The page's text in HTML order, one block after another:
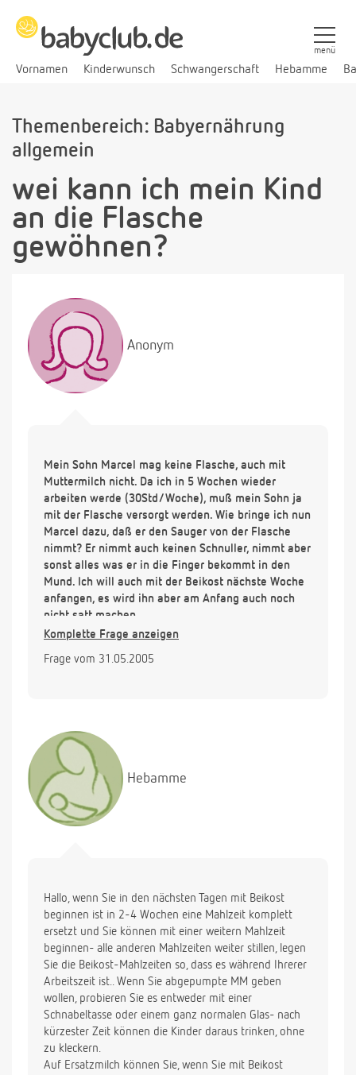
Vornamen Kinderwunsch Schwangerschaft Hebamme
menü
Themenbereich: Babyernährung
allgemein
wei kann ich mein Kind
an die Flasche
gewöhnen?
Anonym
Mein Sohn Marcel mag keine Flasche, auch mit
Muttermilch nicht. Da ich in 5 Wochen wieder
arbeiten werde (30Std/Woche), muß mein Sohn ja
mit der Flasche versorgt werden. Wie bringe ich nun
Marcel dazu, daß er den Sauger von der Flasche
nimmt? Er nimmt auch keinen Schnuller, nimmt aber
sonst alles was er in die Finger bekommt in den
Mund. Ich will auch mit der Beikost nächste Woche
anfangen, es wird ihn aber am Anfang auch noch
nicht satt machen.
Haben Sie einen guten Tipp, wie ich ihm die Milch
Komplette Frage anzeigen
Frage vom 31.05.2005
Hebamme
Hallo, wenn Sie in den nächsten Tagen mit Beikost
beginnen ist in 2-4 Wochen eine Mahlzeit komplett
ersetzt und Sie können mit einer weitern Mahlzeit
beginnen- alle anderen Mahlzeiten weiter stillen, legen
Sie die Beikost-Mahlzeiten so, dass es während Ihrerer
Arbeitszeit ist.. Wenn Sie abgepumpte MM geben
wollen, probieren Sie es entweder mit einer
Schnabeltasse oder einem ganz normalen Glas- nach
kürzester Zeit können die Kinder daraus trinken, ohne
zu kleckern.
Auf Ersatzmilch können Sie, wenn Sie mit Beikost